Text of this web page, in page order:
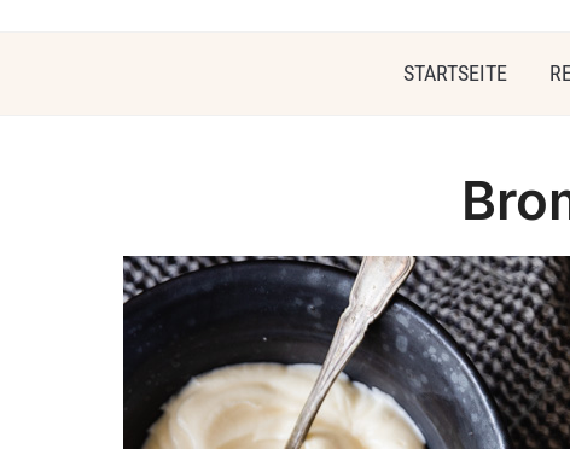
STARTSEITE